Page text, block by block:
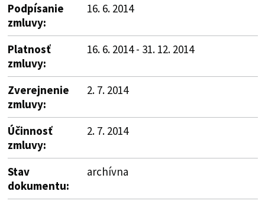
Podpísanie
zmluvy:
16. 6. 2014
Platnosť
zmluvy:
16. 6. 2014 - 31. 12. 2014
Zverejnenie
zmluvy:
2. 7. 2014
Účinnosť
zmluvy:
2. 7. 2014
Stav
dokumentu:
archívna